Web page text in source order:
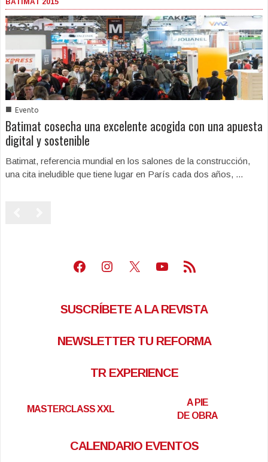
■ Evento
Batimat cosecha una excelente acogida con una apuesta
digital y sostenible
Batimat, referencia mundial en los salones de la construcción,
una cita ineludible que tiene lugar en París cada dos años, ...
Facebook
Instagram
X Youtube
Feed RSS
SUSCRÍBETE A LA REVISTA
NEWSLETTER TU REFORMA
TR EXPERIENCE
MASTERCLASS XXL
A PIE
DE OBRA
CALENDARIO EVENTOS